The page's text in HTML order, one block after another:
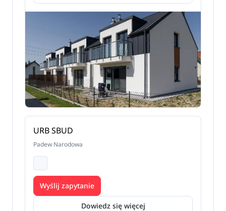
URB SBUD
Padew Narodowa
Dowiedz się więcej
Wyślij zapytanie